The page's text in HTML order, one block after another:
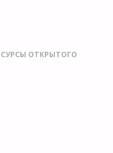
ОТКРЫТОГО